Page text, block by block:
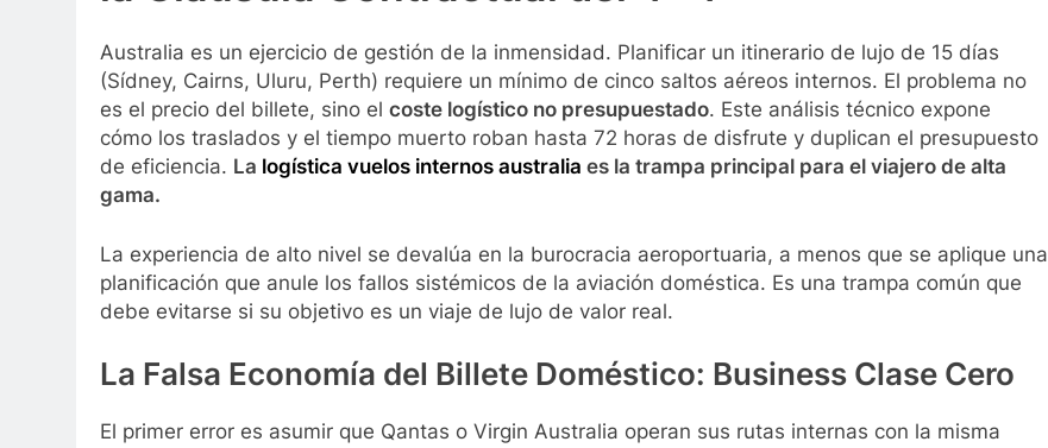
Australia es un ejercicio de gestión de la inmensidad. Planificar un itinerario de lujo de 15 días
(Sídney, Cairns, Uluru, Perth) requiere un mínimo de cinco saltos aéreos internos. El problema no
es el precio del billete, sino el coste logístico no presupuestado. Este análisis técnico expone
cómo los traslados y el tiempo muerto roban hasta 72 horas de disfrute y duplican el presupuesto
de eficiencia. La logística vuelos internos australia es la trampa principal para el viajero de alta
gama.
La experiencia de alto nivel se devalúa en la burocracia aeroportuaria, a menos que se aplique una
planificación que anule los fallos sistémicos de la aviación doméstica. Es una trampa común que
debe evitarse si su objetivo es un viaje de lujo de valor real.
La Falsa Economía del Billete Doméstico: Business Clase Cero
El primer error es asumir que Qantas o Virgin Australia operan sus rutas internas con la misma